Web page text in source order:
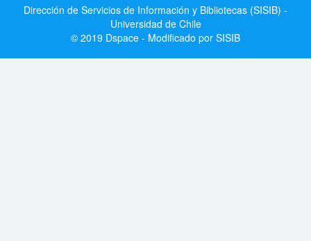
Dirección de Servicios de Información y Bibliotecas (SISIB) -
Universidad de Chile
© 2019 Dspace - Modificado por SISIB